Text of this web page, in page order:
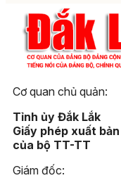
Cơ quan chủ quản:
Tỉnh ủy Đắk Lắk
Giấy phép xuất
của bộ TT-TT
Giám đốc: